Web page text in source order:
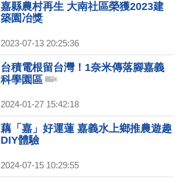
嘉縣農村再生 大南社區榮獲2023建
築園冶獎
2023-07-13 20:25:36
台積電根留台灣！1奈米傳落腳嘉義
科學園區
2024-01-27 15:42:18
藕「嘉」好運蓮 嘉義水上鄉推農遊趣
DIY體驗
2024-07-15 10:29:55